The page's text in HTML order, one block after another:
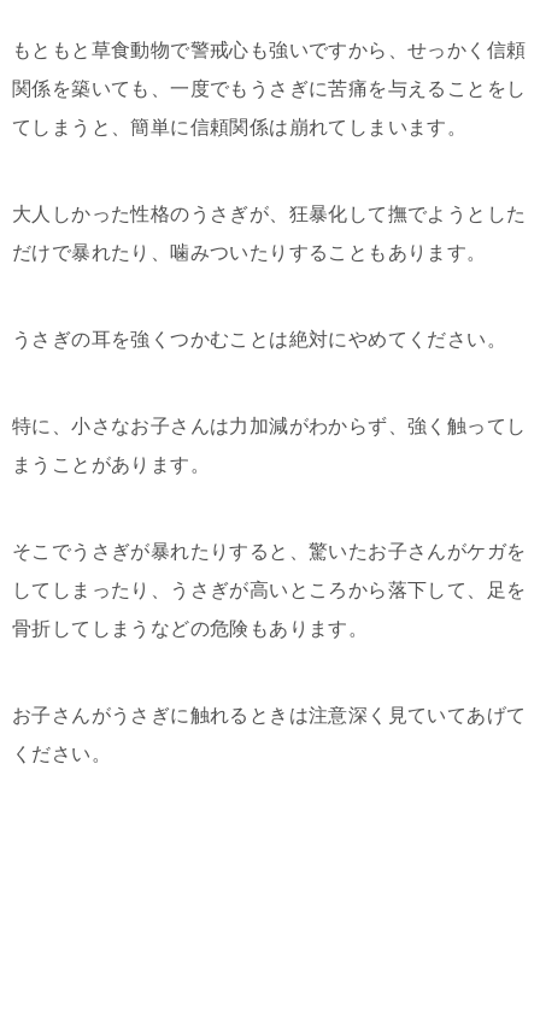
もともと草食動物で警戒心も強いですから、せっかく信頼
関係を築いても、一度でもうさぎに苦痛を与えることをし
てしまうと、簡単に信頼関係は崩れてしまいます。
大人しかった性格のうさぎが、狂暴化して撫でようとした
だけで暴れたり、噛みついたりすることもあります。
うさぎの耳を強くつかむことは絶対にやめてください。
特に、小さなお子さんは力加減がわからず、強く触ってし
まうことがあります。
そこでうさぎが暴れたりすると、驚いたお子さんがケガを
してしまったり、うさぎが高いところから落下して、足を
骨折してしまうなどの危険もあります。
お子さんがうさぎに触れるときは注意深く見ていてあげて
ください。